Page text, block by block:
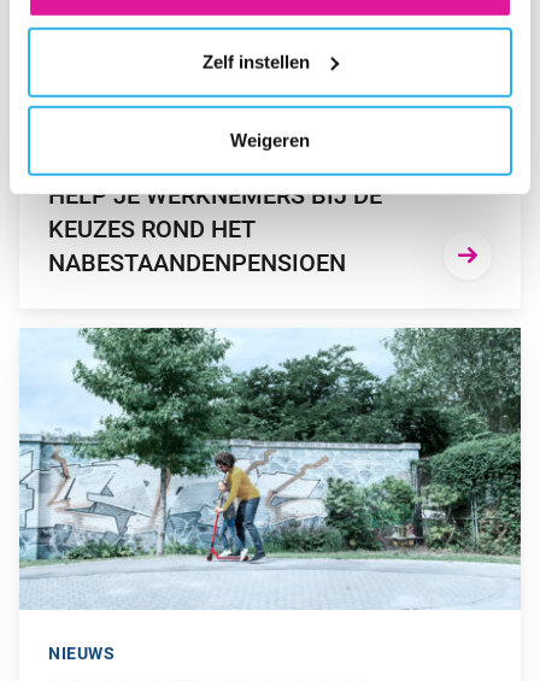
ALTIJD JE TOESTEMMING VOOR DE COOKIES
Zelf instellen
Weigeren
HELP JE WERKNEMERS BIJ DE
KEUZES ROND HET
NABESTAANDENPENSIOEN
GA NAAR “NU AL NADENKEN OVER HET NIEUWE
NIEUWS